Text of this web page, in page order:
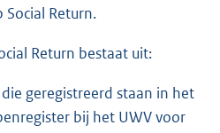
Social Return.
Return bestaat uit:
geregistreerd staan in het
bij het UWV voor